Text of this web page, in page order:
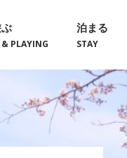
PLAYING
泊まる
STAY